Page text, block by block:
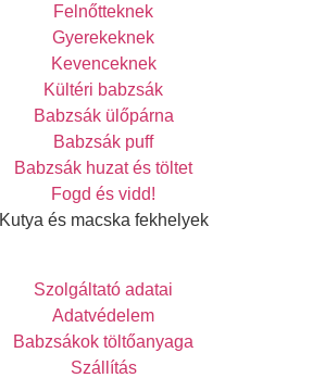
Felnőtteknek
Gyerekeknek
Kevenceknek
Kültéri babzsák
Babzsák ülőpárna
Babzsák puff
Babzsák huzat és töltet
Fogd és vidd!
Kutya és macska fekhelyek
Szolgáltató adatai
Adatvédelem
Babzsákok töltőanyaga
Szállítás